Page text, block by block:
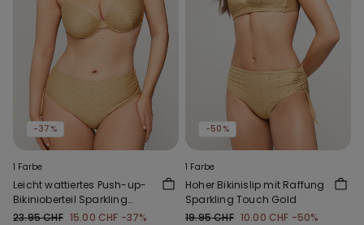
-37%
1 Farbe
Leicht wattiertes Push-up-
Bikinioberteil Sparkling
Touch Gold
23.95 CHF 15.00 CHF -37%
-50%
1 Farbe
Hoher Bikinislip mit Raffung
Sparkling Touch Gold
19.95 CHF 10.00 CHF -50%